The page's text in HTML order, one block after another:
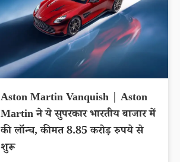
Aston Martin Vanquish | Aston
Martin ने ये सुपरकार भारतीय बाजार में
की लॉन्च, कीमत 8.85 करोड़ रुपये से
शुरू